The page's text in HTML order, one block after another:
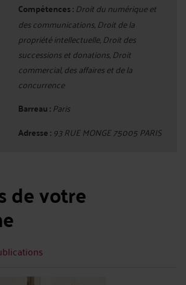
Compétences : Droit du numérique et
des communications, Droit de la
propriété intellectuelle, Droit des
successions et donations, Droit
commercial, des affaires et de la
concurrence
Barreau : Paris
Adresse : 93 RUE MONGE 75005 PARIS
de votre